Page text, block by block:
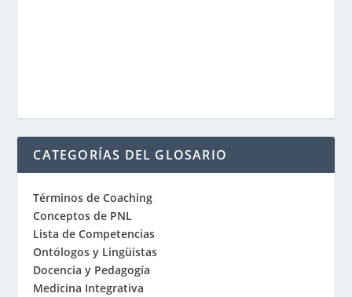
CATEGORÍAS DEL GLOSARIO
Términos de Coaching
Conceptos de PNL
Lista de Competencias
Ontólogos y Lingüistas
Docencia y Pedagogía
Medicina Integrativa